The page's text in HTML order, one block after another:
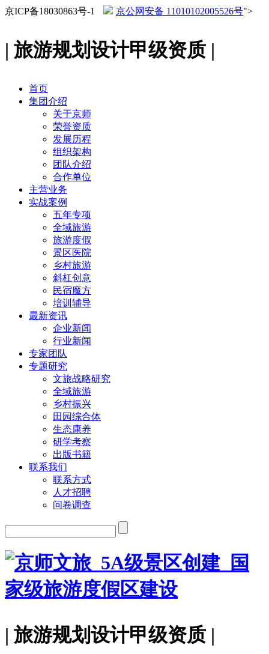
京ICP备18030863号-1 京公网安备 11010102005526号">
| 旅游规划设计甲级资质 |
首页
集团介绍
关于京师
荣誉资质
发展历程
组织架构
团队介绍
合作单位
主营业务
实战案例
五年专项
全域旅游
旅游度假
景区医院
乡村旅游
斜杠创意
民宿魔方
培训辅导
最新资讯
企业新闻
行业新闻
专家团队
专题研究
文旅战略研究
全域旅游
乡村振兴
田园综合体
生态康养
研学考察
出版书籍
联系我们
联系方式
人才招聘
问卷调查
| 旅游规划设计甲级资质 |